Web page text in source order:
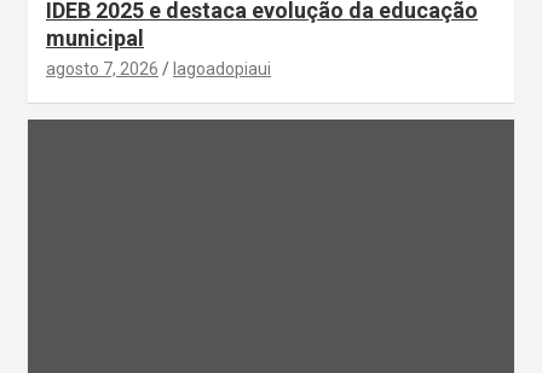
IDEB 2025 e destaca evolução da educação
municipal
agosto 7, 2026 lagoadopiaui